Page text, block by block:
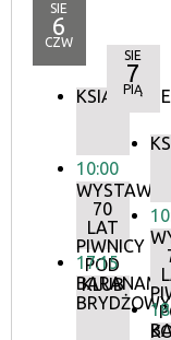
SIE
6
CZW
10:00
WYSTAWA:
70
LAT
PIWNICY
POD
BARANAMI
17:15
KLUB
BRYDŻOWY
SIE
7
PIĄ